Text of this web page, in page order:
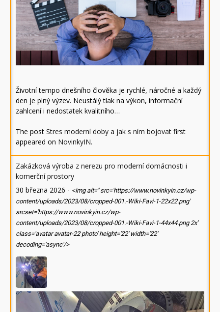
Životní tempo dnešního člověka je rychlé, náročné a každý
den je plný výzev. Neustálý tlak na výkon, informační
zahlcení i nedostatek kvalitního…
The post Stres moderní doby a jak s ním bojovat first
appeared on NovinkyIN.
Zakázková výroba z nerezu pro moderní domácnosti i
komerční prostory
30 března 2026 - <img alt='' src='https://www.novinkyin.cz/wp-
content/uploads/2023/08/cropped-001.-Wiki-Favi-1-22x22.png'
srcset='https://www.novinkyin.cz/wp-
content/uploads/2023/08/cropped-001.-Wiki-Favi-1-44x44.png 2x'
class='avatar avatar-22 photo' height='22' width='22'
decoding='async'/>